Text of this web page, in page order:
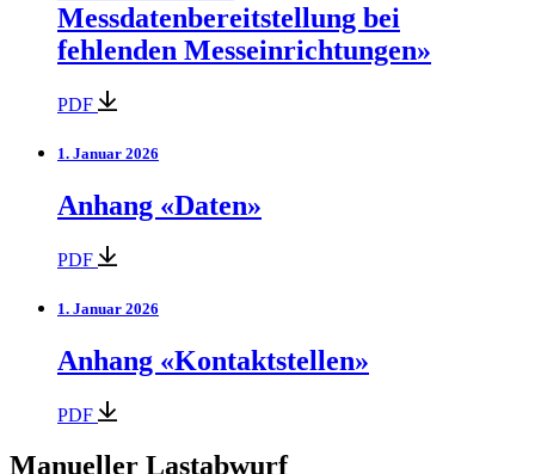
Messdatenbereitstellung bei
fehlenden Messeinrichtungen»
PDF
1. Januar 2026
Anhang «Daten»
PDF
1. Januar 2026
Anhang «Kontaktstellen»
PDF
Manueller Lastabwurf